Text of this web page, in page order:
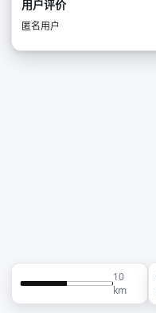
用户评价
匿名用户
10
km